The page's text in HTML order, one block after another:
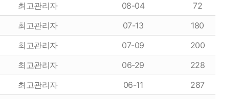
최고관리자 08-04
72
최고관리자 07-13
180
최고관리자 07-09
200
최고관리자 06-29
228
최고관리자 06-11
287